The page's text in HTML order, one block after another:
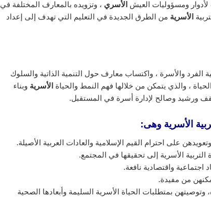
ومسؤوليات العيش الأسري ، وتزويده بالمعارف المختلفة في
الأسرية من الطرق الجديدة في التعليم التي تهدف إلى إعداد
الفرد والأسرة ، واكتساب معارف حول التنمية الذاتية والسلوك
، والذي يتمكن من خلالها فهم النمط والحياة الأسرية وبناء
ورشيد وصالح لإدارة أسرة في المستقبل.
الأسرية وهى:
على احترام القيم الإسلامية والعادات العربية الأصيلة.
الأسرية إلى تحقيقها في المجتمع.
اجتماعية واقتصادية نافعة.
من مفيدة.
بمتطلبات الحياة الأسرية السليمة وأبعادها الصحية